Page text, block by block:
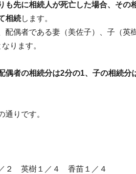
も先に相続人が死亡した場合、その
相続します。
配偶者である妻（美佐子）、子（英
ります。
偶者の相続分は2分の1、子の相続分
通りです。
２ 英樹１／４ 香苗１／４